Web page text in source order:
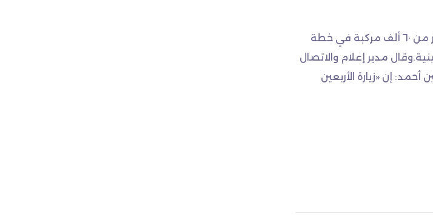
أكدت وزارة النقل، مشاركة أكثر من ٦٠ ألف مركبة في خطة
مدير إعلام والاتصال
إن «زيارة الأربعين